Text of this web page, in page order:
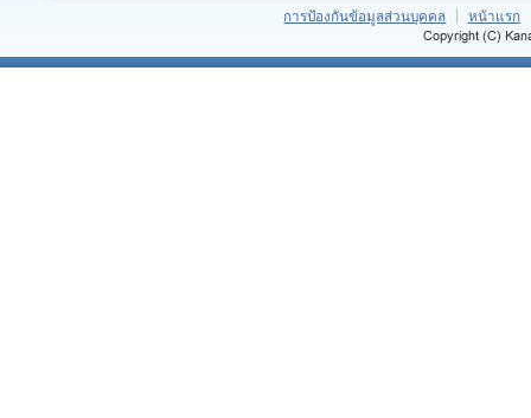
การป้องกันข้อมูลส่วนบุคคล หน้าแรก